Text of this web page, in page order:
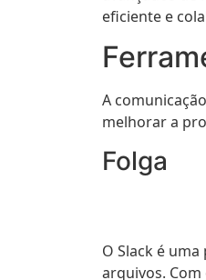
eficiente e
A
melhorar a
Folga
O Slack é
arquivos.